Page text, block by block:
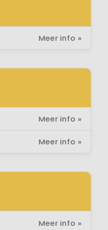
Meer info »
Meer info »
Meer info »
Meer info »